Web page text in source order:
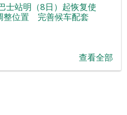
士站明（8日）起恢复使
整位置 完善候车配套
查看全部